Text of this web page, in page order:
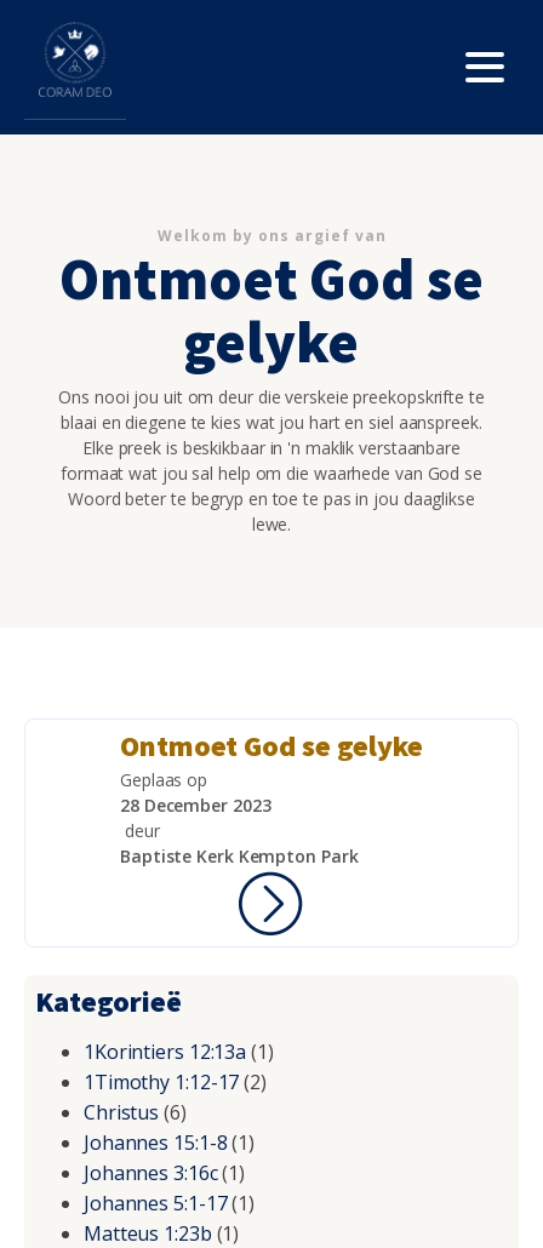
Welkom by ons argief van
Ontmoet God se
gelyke
Ons nooi jou uit om deur die verskeie preekopskrifte te
blaai en diegene te kies wat jou hart en siel aanspreek.
Elke preek is beskikbaar in 'n maklik verstaanbare
formaat wat jou sal help om die waarhede van God se
Woord beter te begryp en toe te pas in jou daaglikse
lewe.
Ontmoet God se gelyke
Geplaas op
28 December 2023
deur
Baptiste Kerk Kempton Park
Kategorieë
1Korintiers 12:13a (1)
1Timothy 1:12-17(2)
Christus (6)
Johannes 15:1-8(1)
Johannes 3:16c(1)
Johannes 5:1-17(1)
Matteus 1:23b (1)